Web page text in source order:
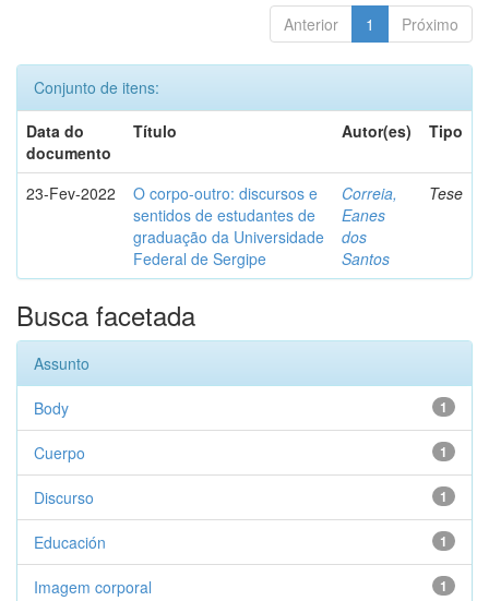
Anterior 1 Próximo
Conjunto de itens:
Data do
documento
Título Autor(es) Tipo
23-Fev-2022
O corpo-outro: discursos e
sentidos de estudantes de
graduação da Universidade
Federal de Sergipe
Correia,
Eanes
dos
Santos
Tese
Busca facetada
Assunto
1
Body
1
Cuerpo
1
Discurso
1
Educación
1
Imagem corporal